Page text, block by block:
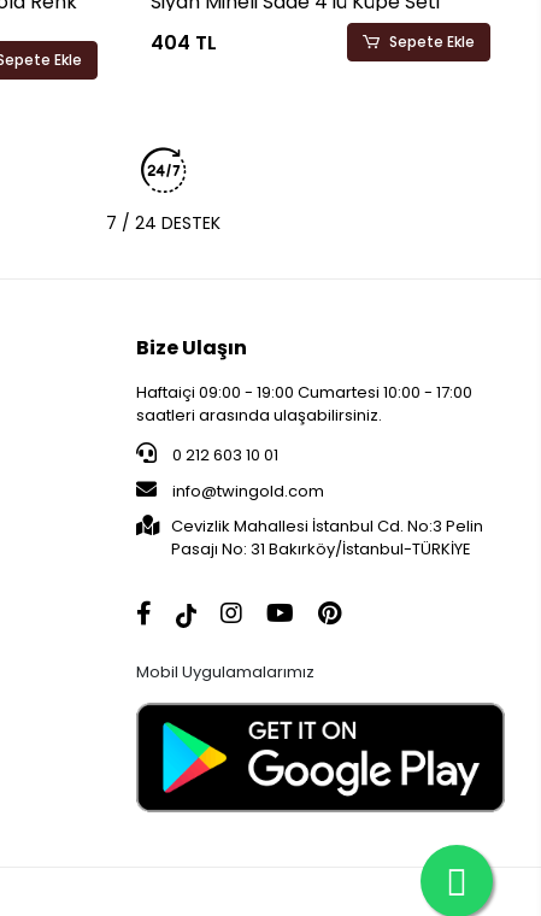
Ekle
404 TL
Sepete Ekle
7 / 24 DESTEK
Bize Ulaşın
Haftaiçi 09:00 - 19:00 Cumartesi 10:00 - 17:00
saatleri arasında ulaşabilirsiniz.
0 212 603 10 01
info@twingold.com
Cevizlik Mahallesi İstanbul Cd. No:3 Pelin
Pasajı No: 31 Bakırköy/İstanbul-TÜRKİYE
Mobil Uygulamalarımız